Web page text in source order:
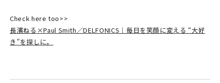
Check here too>>
長濱ねる×Paul Smith／DELFONICS｜毎日を笑顔に変える “大好
き”を探しに。